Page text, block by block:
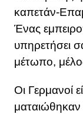
καπετάν-
Ένας
υπηρετήσει
μέτωπο,
Οι Γερμανοί
ματαιώθηκαν